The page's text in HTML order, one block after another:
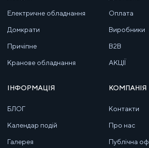
Електричне обладнання
Домкрати
Причіпне
Кранове обладнання
Оплата
Виробники
B2B
АКЦІЇ
ІНФОРМАЦІЯ
БЛОГ
Календар подій
Галерея
КОМПАНІЯ
Контакти
Про нас
Публічна